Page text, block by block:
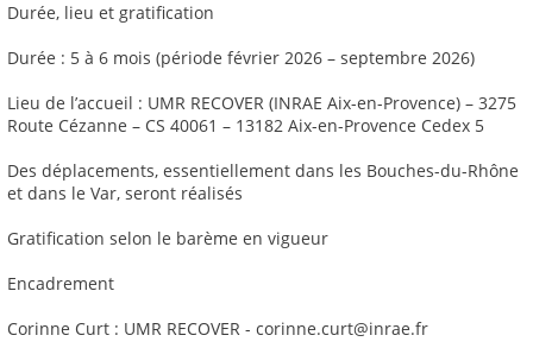
Durée, lieu et gratification
Durée : 5 à 6 mois (période février 2026 – septembre 2026)
Lieu de l’accueil : UMR RECOVER (INRAE Aix-en-Provence) – 3275
Route Cézanne – CS 40061 – 13182 Aix-en-Provence Cedex 5
Des déplacements, essentiellement dans les Bouches-du-Rhône
et dans le Var, seront réalisés
Gratification selon le barème en vigueur
Encadrement
Corinne Curt : UMR RECOVER - corinne.curt@inrae.fr